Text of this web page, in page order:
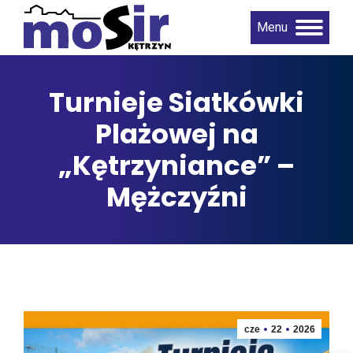
Menu
Turnieje Siatkówki
Plażowej na
„Kętrzyniance” –
Mężczyźni
cze 22 2026